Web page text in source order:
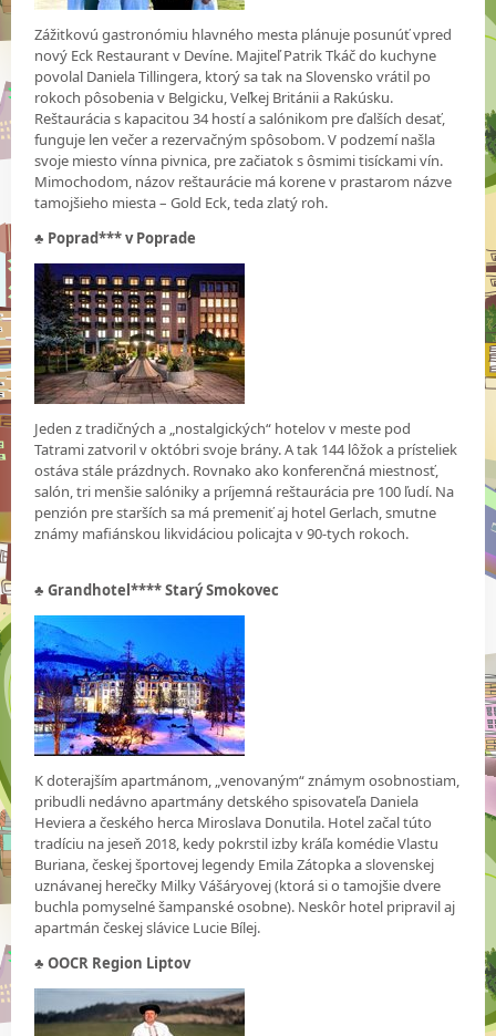
Zážitkovú gastronómiu hlavného mesta plánuje posunúť vpred
nový Eck Restaurant v Devíne. Majiteľ Patrik Tkáč do kuchyne
povolal Daniela Tillingera, ktorý sa tak na Slovensko vrátil po
rokoch pôsobenia v Belgicku, Veľkej Británii a Rakúsku.
Reštaurácia s kapacitou 34 hostí a salónikom pre ďalších desať,
funguje len večer a rezervačným spôsobom. V podzemí našla
svoje miesto vínna pivnica, pre začiatok s ôsmimi tisíckami vín.
Mimochodom, názov reštaurácie má korene v prastarom názve
tamojšieho miesta – Gold Eck, teda zlatý roh.
♣ Poprad*** v Poprade
Jeden z tradičných a „nostalgických“ hotelov v meste pod
Tatrami zatvoril v októbri svoje brány. A tak 144 lôžok a prísteliek
ostáva stále prázdnych. Rovnako ako konferenčná miestnosť,
salón, tri menšie salóniky a príjemná reštaurácia pre 100 ľudí. Na
penzión pre starších sa má premeniť aj hotel Gerlach, smutne
známy mafiánskou likvidáciou policajta v 90-tych rokoch.
♣Grandhotel**** Starý Smokovec
K doterajším apartmánom, „venovaným“ známym osobnostiam,
pribudli nedávno apartmány detského spisovateľa Daniela
Heviera a českého herca Miroslava Donutila. Hotel začal túto
tradíciu na jeseň 2018, kedy pokrstil izby kráľa komédie Vlastu
Buriana, českej športovej legendy Emila Zátopka a slovenskej
uznávanej herečky Milky Vášáryovej (ktorá si o tamojšie dvere
buchla pomyselné šampanské osobne). Neskôr hotel pripravil aj
apartmán českej slávice Lucie Bílej.
♣ OOCR Region Liptov